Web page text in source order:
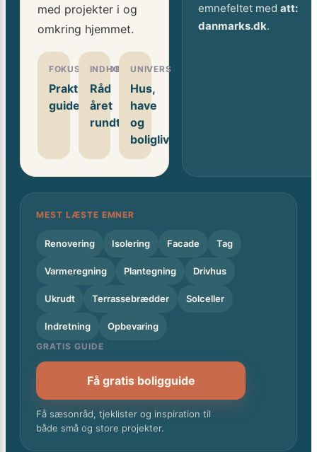
med projekter i og
omkring hjemmet.
FOKUSOMRÅDE
Praktiske
guides
INDHOLD
Råd
året
rundt
UNIVERS
Hus,
have
og
boligliv
emnefeltet med att:
danmarks.dk.
MEST LÆSTE EMNER
Renovering Isolering Facade Tag
Varmeregning Plantegning Drivhus
Ukrudt Terrassebrædder Solceller
Indretning Opbevaring
GRATIS GUIDE
Få gratis boligguide
Få sæsonråd, tjeklister og inspiration til
både små og store projekter.